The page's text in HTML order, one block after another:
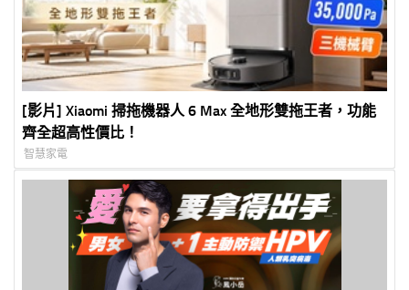
[影片] Xiaomi 掃拖機器人 6 Max 全地形雙拖王者，功能
齊全超高性價比！
智慧家電